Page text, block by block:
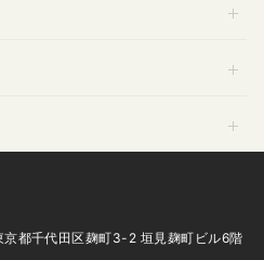
都千代田区麹町3-2 垣見麹町ビル6階